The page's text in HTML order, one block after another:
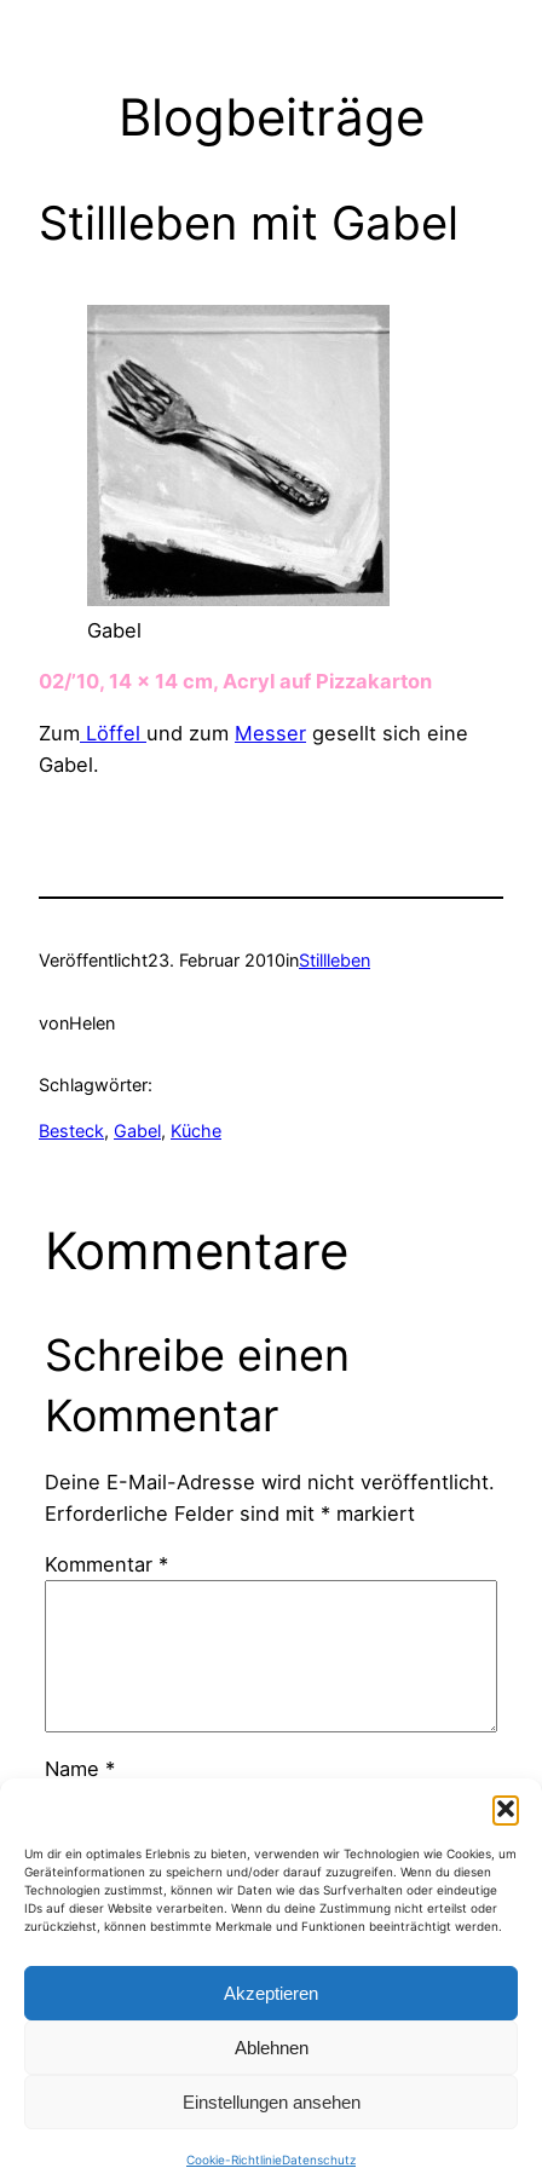
Um dir ein optimales Erlebnis zu bieten, verwenden wir Technologien wie Cookies, um
Geräteinformationen zu speichern und/oder darauf zuzugreifen. Wenn du diesen
Technologien zustimmst, können wir Daten wie das Surfverhalten oder eindeutige
IDs auf dieser Website verarbeiten. Wenn du deine Zustimmung nicht erteilst oder
zurückziehst, können bestimmte Merkmale und Funktionen beeinträchtigt werden.
Akzeptieren
Ablehnen
Einstellungen ansehen
Cookie-RichtlinieDatenschutz
Blogbeiträge
Stillleben mit Gabel
Gabel
02/’10, 14 x 14 cm, Acryl auf Pizzakarton
Zum Löffel und zum Messer gesellt sich eine
Gabel.
Veröffentlicht23. Februar 2010inStillleben
vonHelen
Schlagwörter:
Besteck, Gabel, Küche
Kommentare
Schreibe einen
Kommentar
Deine E-Mail-Adresse wird nicht veröffentlicht.
Erforderliche Felder sind mit *markiert
Kommentar *
Name *
E-Mail-Adresse*
Website